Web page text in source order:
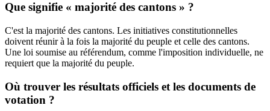
Que signifie « majorité des cantons » ?
C'est la majorité des cantons. Les initiatives constitutionnelles
doivent réunir à la fois la majorité du peuple et celle des cantons.
Une loi soumise au référendum, comme l'imposition individuelle, ne
requiert que la majorité du peuple.
Où trouver les résultats officiels et les documents de
votation ?